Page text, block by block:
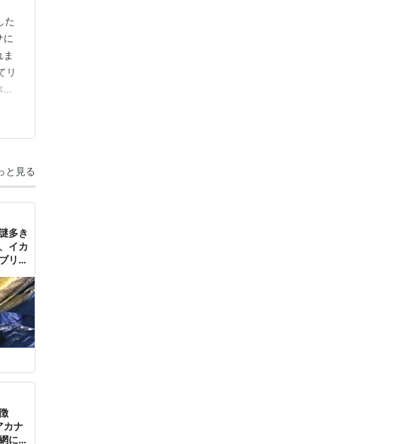
た
に
リ
と見る
多き
イカ
リの
シイ
カナ
にか